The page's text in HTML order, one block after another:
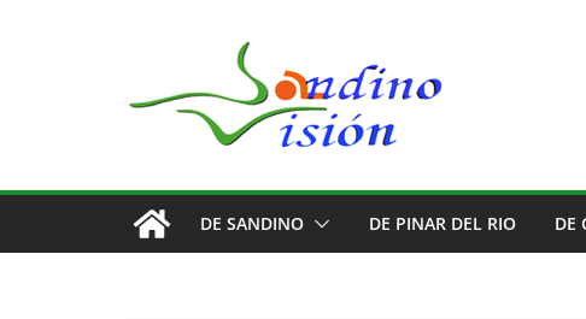
DE SANDINO DE PINAR DEL RIO DE